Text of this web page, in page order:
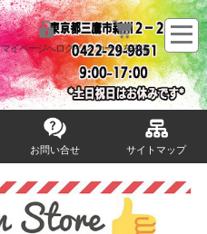
マイページへログイン カートをみる
お問い合せ サイトマップ